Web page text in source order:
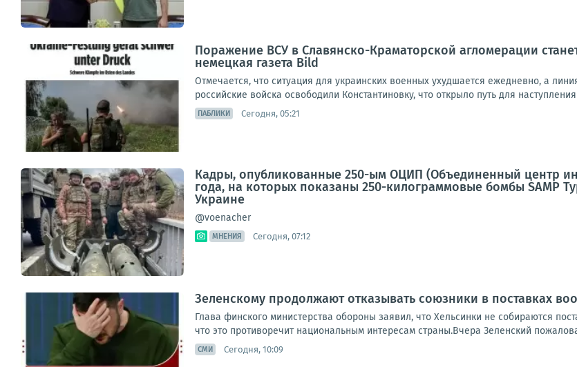
Поражение ВСУ в Славянско-Краматорской агломерации
немецкая газета Bild
Отмечается, что ситуация для украинских военных ухудшается ежедневно, а
российские войска освободили Константиновку, что открыло путь для
ПАБЛИКИ Сегодня, 05:21
Кадры, опубликованные 250-ым ОЦИП (Объединенный центр
года, на которых показаны 250-килограммовые бомбы SAMP
Украине
@voenacher
МНЕНИЯ Сегодня, 07:12
Зеленскому продолжают отказывать союзники в поставках
Глава финского министерства обороны заявил, что Хельсинки не собираются
что это противоречит национальным интересам страны.Вчера Зеленский
СМИ Сегодня, 10:09